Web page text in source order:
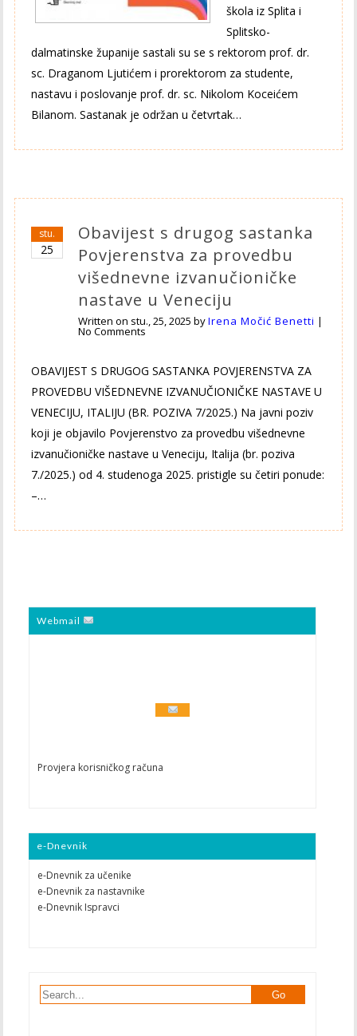
škola iz Splita i
Splitsko-
dalmatinske županije sastali su se s rektorom prof. dr.
sc. Draganom Ljutićem i prorektorom za studente,
nastavu i poslovanje prof. dr. sc. Nikolom Koceićem
Bilanom. Sastanak je održan u četvrtak…
stu.
25
Obavijest s drugog sastanka
Povjerenstva za provedbu
višednevne izvanučioničke
nastave u Veneciju
Written on stu., 25, 2025 byIrena Močić Benetti |
No Comments
OBAVIJEST S DRUGOG SASTANKA POVJERENSTVA ZA
PROVEDBU VIŠEDNEVNE IZVANUČIONIČKE NASTAVE U
VENECIJU, ITALIJU (BR. POZIVA 7/2025.) Na javni poziv
koji je objavilo Povjerenstvo za provedbu višednevne
izvanučioničke nastave u Veneciju, Italija (br. poziva
7./2025.) od 4. studenoga 2025. pristigle su četiri ponude:
–…
Webmail
Provjera korisničkog računa
e-Dnevnik
e-Dnevnik za učenike
e-Dnevnik za nastavnike
e-Dnevnik Ispravci